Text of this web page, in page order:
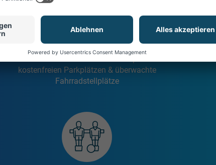
ideales Arbeitsumfeld
Moderner und barrierefreier Arbeitsplatz mit
kostenfreien Parkplätzen & überwachte
Fahrradstellplätze